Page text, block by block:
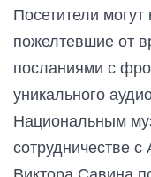
Посетители могут
пожелтевшие от
посланиями с
уникального
Национальным
сотрудничестве